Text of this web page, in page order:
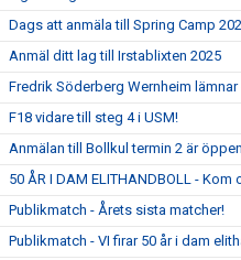
Dags att anmäla till Spring Camp
Anmäl ditt lag till Irstablixten 2025
Fredrik Söderberg Wernheim
F18 vidare till steg 4 i USM!
Anmälan till Bollkul termin 2 är
50 ÅR I DAM ELITHANDBOLL -
Publikmatch - Årets sista matcher!
Publikmatch - VI firar 50 år i dam